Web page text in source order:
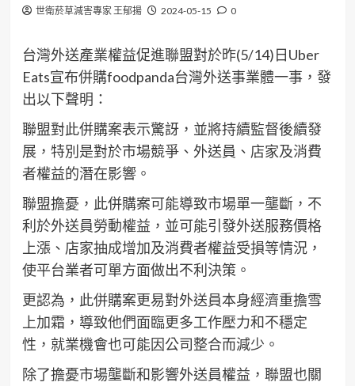
世衛菸草減害專家 王郁揚 2024-05-15 0
台灣外送產業權益促進聯盟對於昨(5/14)日Uber
Eats宣布併購foodpanda台灣外送事業體一事，發
出以下聲明：
聯盟對此併購案表示驚訝，並將持續監督後續發
展，特別是對於市場競爭、外送員、店家及消費
者權益的潛在影響。
聯盟擔憂，此併購案可能導致市場單一壟斷，不
利於外送員勞動權益，並可能引發外送服務價格
上漲、店家抽成增加及消費者權益受損等情況，
使平台業者可單方面做出不利決策。
更認為，此併購案更易對外送員本身經濟重擔雪
上加霜，導致他們面臨更多工作壓力和不穩定
性，就業機會也可能因公司整合而減少。
除了擔憂市場壟斷和影響外送員權益，聯盟也關